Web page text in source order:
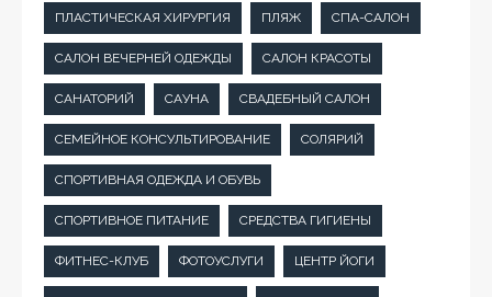
ПЛАСТИЧЕСКАЯ ХИРУРГИЯ ПЛЯЖ СПА-САЛОН
САЛОН ВЕЧЕРНЕЙ ОДЕЖДЫ САЛОН КРАСОТЫ
САНАТОРИЙ САУНА СВАДЕБНЫЙ САЛОН
СЕМЕЙНОЕ КОНСУЛЬТИРОВАНИЕ СОЛЯРИЙ
СПОРТИВНАЯ ОДЕЖДА И ОБУВЬ
СПОРТИВНОЕ ПИТАНИЕ СРЕДСТВА ГИГИЕНЫ
ФИТНЕС-КЛУБ ФОТОУСЛУГИ ЦЕНТР ЙОГИ